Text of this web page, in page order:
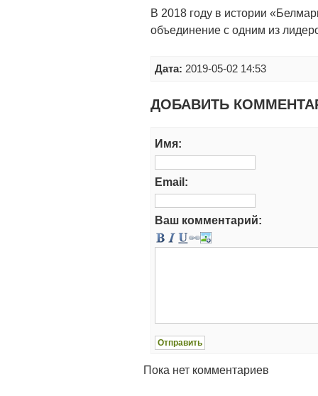
В 2018 году в истории
объединение с одним из
Дата: 2019-05-02 14:53
ДОБАВИТЬ
Имя:
Email:
Ваш комментарий:
Пока нет комментариев